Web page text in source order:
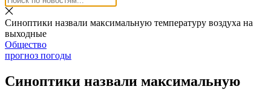
Синоптики назвали максимальную температуру воздуха на
выходные
Общество
прогноз погоды
Синоптики назвали максимальную